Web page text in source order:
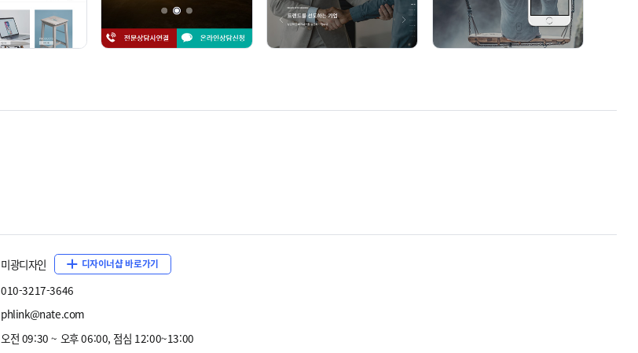
미광디자인 디자이너샵 바로가기
010-3217-3646
phlink@nate.com
오전 09:30 ~ 오후 06:00, 점심 12:00~13:00